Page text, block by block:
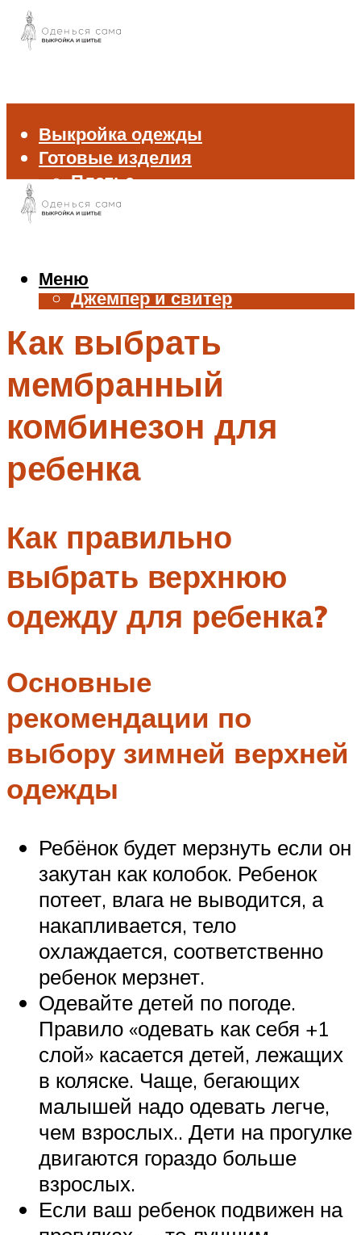
Выкройка одежды
Готовые изделия
Платье
Брюки
Жилет
Джемпер и свитер
Аксессуары
Меню
Меню
Как выбрать
мембранный
комбинезон для
ребенка
Как правильно
выбрать верхнюю
одежду для ребенка?
Основные
рекомендации по
выбору зимней верхней
одежды
Ребёнок будет мерзнуть если он
закутан как колобок. Ребенок
потеет, влага не выводится, а
накапливается, тело
охлаждается, соответственно
ребенок мерзнет.
Одевайте детей по погоде.
Правило «одевать как себя +1
слой» касается детей, лежащих
в коляске. Чаще, бегающих
малышей надо одевать легче,
чем взрослых.. Дети на прогулке
двигаются гораздо больше
взрослых.
Если ваш ребенок подвижен на